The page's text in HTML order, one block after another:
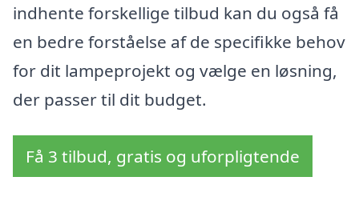
indhente forskellige tilbud kan du også få
en bedre forståelse af de specifikke behov
for dit lampeprojekt og vælge en løsning,
der passer til dit budget.
Få 3 tilbud, gratis og uforpligtende